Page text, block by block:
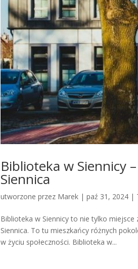
Biblioteka w Siennicy
Siennica
utworzone przez Marek |paź 31, 2024 |
Biblioteka w Siennicy to nie tylko miejsce
Siennica. To tu mieszkańcy różnych
w życiu społeczności. Biblioteka w...